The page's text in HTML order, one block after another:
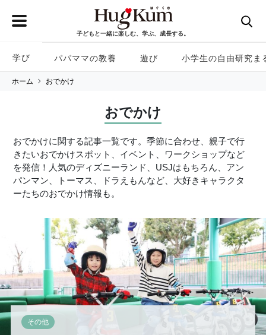
子どもと一緒に楽しむ、学ぶ、成長する。
学び パパママの教養 遊び 小学生の自由研究ま
ホーム おでかけ
おでかけ
おでかけに関する記事一覧です。季節に合わせ、親子で行
きたいおでかけスポット、イベント、ワークショップなど
を発信！人気のディズニーランド、USJはもちろん、アン
パンマン、トーマス、ドラえもんなど、大好きキャラクタ
ーたちのおでかけ情報も。
その他